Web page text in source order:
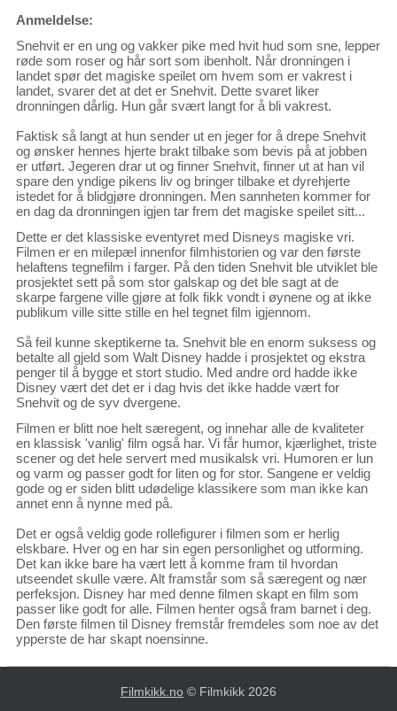
Anmeldelse:
Snehvit er en ung og vakker pike med hvit hud som sne, lepper
røde som roser og hår sort som ibenholt. Når dronningen i
landet spør det magiske speilet om hvem som er vakrest i
landet, svarer det at det er Snehvit. Dette svaret liker
dronningen dårlig. Hun går svært langt for å bli vakrest.
Faktisk så langt at hun sender ut en jeger for å drepe Snehvit
og ønsker hennes hjerte brakt tilbake som bevis på at jobben
er utført. Jegeren drar ut og finner Snehvit, finner ut at han vil
spare den yndige pikens liv og bringer tilbake et dyrehjerte
istedet for å blidgjøre dronningen. Men sannheten kommer for
en dag da dronningen igjen tar frem det magiske speilet sitt...
Dette er det klassiske eventyret med Disneys magiske vri.
Filmen er en milepæl innenfor filmhistorien og var den første
helaftens tegnefilm i farger. På den tiden Snehvit ble utviklet ble
prosjektet sett på som stor galskap og det ble sagt at de
skarpe fargene ville gjøre at folk fikk vondt i øynene og at ikke
publikum ville sitte stille en hel tegnet film igjennom.
Så feil kunne skeptikerne ta. Snehvit ble en enorm suksess og
betalte all gjeld som Walt Disney hadde i prosjektet og ekstra
penger til å bygge et stort studio. Med andre ord hadde ikke
Disney vært det det er i dag hvis det ikke hadde vært for
Snehvit og de syv dvergene.
Filmen er blitt noe helt særegent, og innehar alle de kvaliteter
en klassisk 'vanlig' film også har. Vi får humor, kjærlighet, triste
scener og det hele servert med musikalsk vri. Humoren er lun
og varm og passer godt for liten og for stor. Sangene er veldig
gode og er siden blitt udødelige klassikere som man ikke kan
annet enn å nynne med på.
Det er også veldig gode rollefigurer i filmen som er herlig
elskbare. Hver og en har sin egen personlighet og utforming.
Det kan ikke bare ha vært lett å komme fram til hvordan
utseendet skulle være. Alt framstår som så særegent og nær
perfeksjon. Disney har med denne filmen skapt en film som
passer like godt for alle. Filmen henter også fram barnet i deg.
Den første filmen til Disney fremstår fremdeles som noe av det
ypperste de har skapt noensinne.
Filmkikk.no © Filmkikk 2026